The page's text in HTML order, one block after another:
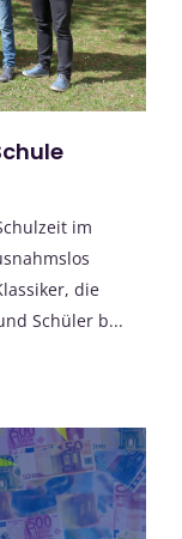
im
die
Schüler b...